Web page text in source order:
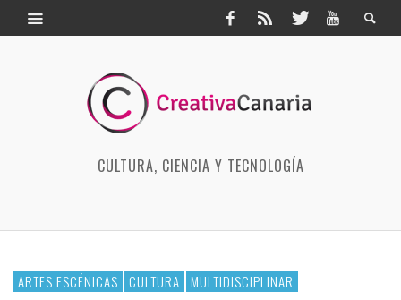
CULTURA, CIENCIA Y TECNOLOGÍA
ARTES ESCÉNICAS CULTURA MULTIDISCIPLINAR